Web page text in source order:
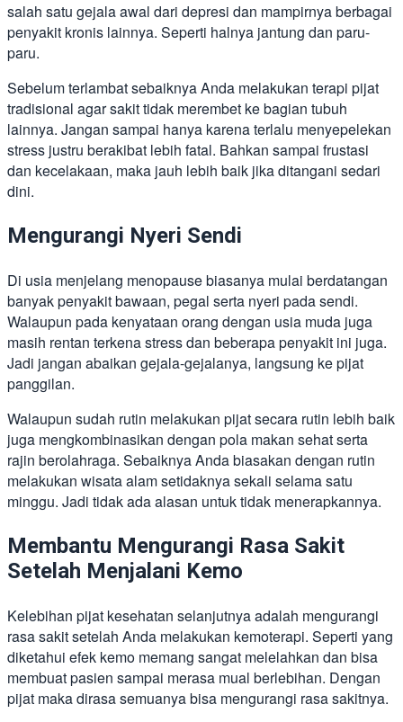
salah satu gejala awal dari depresi dan mampirnya berbagai
penyakit kronis lainnya. Seperti halnya jantung dan paru-
paru.
Sebelum terlambat sebaiknya Anda melakukan terapi pijat
tradisional agar sakit tidak merembet ke bagian tubuh
lainnya. Jangan sampai hanya karena terlalu menyepelekan
stress justru berakibat lebih fatal. Bahkan sampai frustasi
dan kecelakaan, maka jauh lebih baik jika ditangani sedari
dini.
Mengurangi Nyeri Sendi
Di usia menjelang menopause biasanya mulai berdatangan
banyak penyakit bawaan, pegal serta nyeri pada sendi.
Walaupun pada kenyataan orang dengan usia muda juga
masih rentan terkena stress dan beberapa penyakit ini juga.
Jadi jangan abaikan gejala-gejalanya, langsung ke pijat
panggilan.
Walaupun sudah rutin melakukan pijat secara rutin lebih baik
juga mengkombinasikan dengan pola makan sehat serta
rajin berolahraga. Sebaiknya Anda biasakan dengan rutin
melakukan wisata alam setidaknya sekali selama satu
minggu. Jadi tidak ada alasan untuk tidak menerapkannya.
Membantu Mengurangi Rasa Sakit
Setelah Menjalani Kemo
Kelebihan pijat kesehatan selanjutnya adalah mengurangi
rasa sakit setelah Anda melakukan kemoterapi. Seperti yang
diketahui efek kemo memang sangat melelahkan dan bisa
membuat pasien sampai merasa mual berlebihan. Dengan
pijat maka dirasa semuanya bisa mengurangi rasa sakitnya.